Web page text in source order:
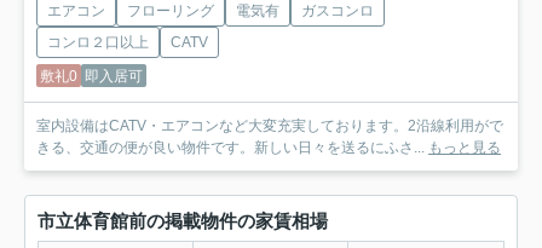
エアコン フローリング 電気有
ガスコンロ
コンロ２口以上
CATV
敷礼0 即入居可
室内設備はCATV・エアコンなど大変充実しております。2沿線利用がで
きる、交通の便が良い物件です。新しい日々を送るにふさ... もっと見る
市立体育館前の掲載物件の家賃相場